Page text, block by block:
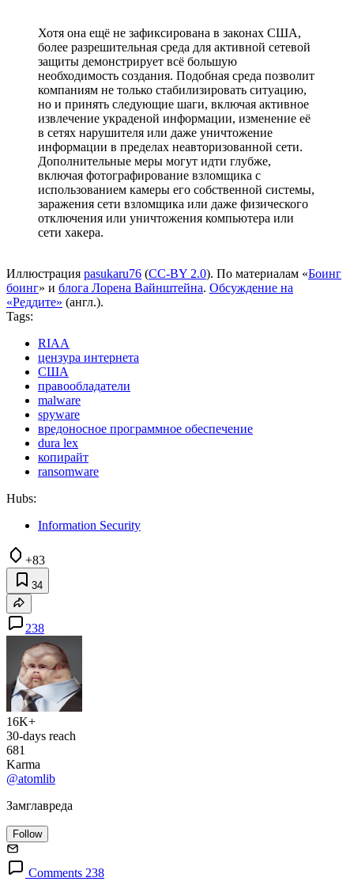
Хотя она ещё не зафиксирована в законах США,
более разрешительная среда для активной сетевой
защиты демонстрирует всё большую
необходимость создания. Подобная среда позволит
компаниям не только стабилизировать ситуацию,
но и принять следующие шаги, включая активное
извлечение украденой информации, изменение её
в сетях нарушителя или даже уничтожение
информации в пределах неавторизованной сети.
Дополнительные меры могут идти глубже,
включая фотографирование взломщика с
использованием камеры его собственной системы,
заражения сети взломщика или даже физического
отключения или уничтожения компьютера или
сети хакера.
Иллюстрация pasukaru76 (CC-BY 2.0). По материалам «Боинг
боинг» и блога Лорена Вайнштейна. Обсуждение на
«Реддите» (англ.).
Tags:
RIAA
цензура интернета
США
правообладатели
malware
spyware
вредоносное программное обеспечение
dura lex
копирайт
ransomware
Hubs:
Information Security
+83
34
238
16K+
30-days reach
681
Karma
@atomlib
Замглавреда
Follow
Comments 238